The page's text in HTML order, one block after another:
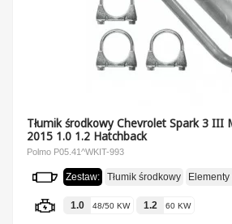
Tłumik środkowy Chevrolet Spark 3 III
2015 1.0 1.2 Hatchback
Polmo P05.41^WKIT-993
Zestaw: Tłumik środkowy
1.0 48/50 KW 1.2 60 KW